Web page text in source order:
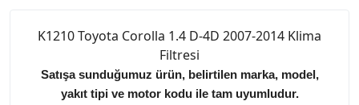
K1210 Toyota Corolla 1.4 D-4D 2007-2014 Klima
Filtresi
Satışa sunduğumuz ürün, belirtilen marka, model,
yakıt tipi ve motor kodu ile tam uyumludur.